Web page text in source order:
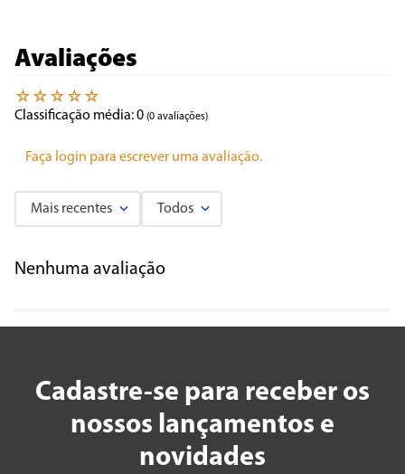
Avaliações
☆ ☆ ☆ ☆ ☆
Classificação média: 0 (0 avaliações)
Faça login para escrever uma avaliação.
Mais recentes Todos
Nenhuma avaliação
Cadastre-se para receber os
nossos lançamentos e
novidades